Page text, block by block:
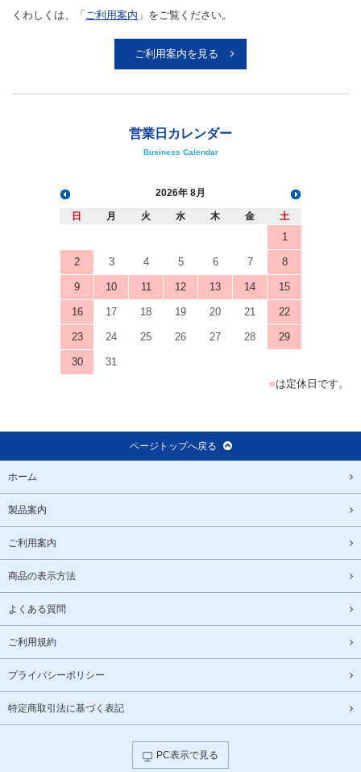
くわしくは、「 ご利用案内 」をご覧ください。
ご利用案内を見る
営業日カレンダー
Business Calendar
2026 8月
日 月 火 水 木 金 土
1
2 3 4 5 6 7 8
9 10 11 12 13 14 15
16 17 18 19 20 21 22
23 24 25 26 27 28 29
30
31
■は定休日です。
ページトップへ戻る
ホーム
製品案内
ご利用案内
商品の表示方法
よくある質問
ご利用規約
プライバシーポリシー
特定商取引法に基づく表記
PC表示で見る